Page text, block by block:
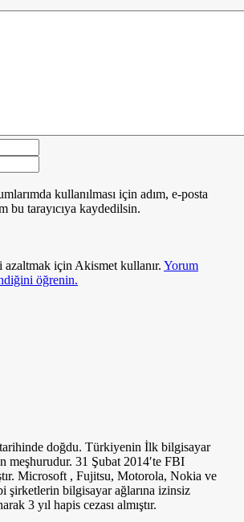
kullanılması için adım, e-posta
bu tarayıcıya kaydedilsin.
azaltmak için Akismet kullanır. Yorum
öğrenin.
doğdu. Türkiyenin İlk bilgisayar
meşhurudur. 31 Şubat 2014′te FBI
Microsoft , Fujitsu, Motorola, Nokia ve
şirketlerin bilgisayar ağlarına izinsiz
3 yıl hapis cezası almıştır.